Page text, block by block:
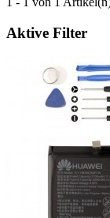
Aktive Filter